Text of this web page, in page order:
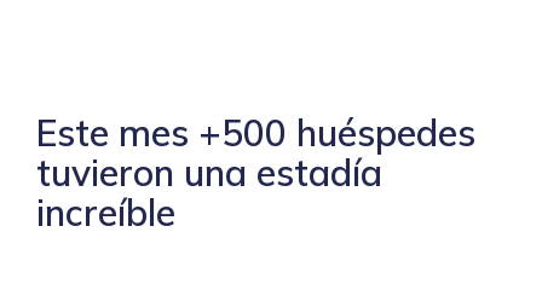
Este mes +500 huéspedes
tuvieron una estadía
increíble